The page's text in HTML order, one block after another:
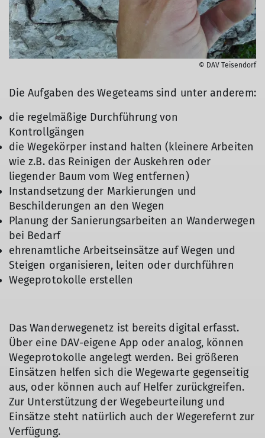
© DAV Teisendorf
Die Aufgaben des Wegeteams sind unter anderem:
die regelmäßige Durchführung von
Kontrollgängen
die Wegekörper instand halten (kleinere Arbeiten
wie z.B. das Reinigen der Auskehren oder
liegender Baum vom Weg entfernen)
Instandsetzung der Markierungen und
Beschilderungen an den Wegen
Planung der Sanierungsarbeiten an Wanderwegen
bei Bedarf
ehrenamtliche Arbeitseinsätze auf Wegen und
Steigen organisieren, leiten oder durchführen
Wegeprotokolle erstellen
Das Wanderwegenetz ist bereits digital erfasst.
Über eine DAV-eigene App oder analog, können
Wegeprotokolle angelegt werden. Bei größeren
Einsätzen helfen sich die Wegewarte gegenseitig
aus, oder können auch auf Helfer zurückgreifen.
Zur Unterstützung der Wegebeurteilung und
Einsätze steht natürlich auch der Wegerefernt zur
Verfügung.